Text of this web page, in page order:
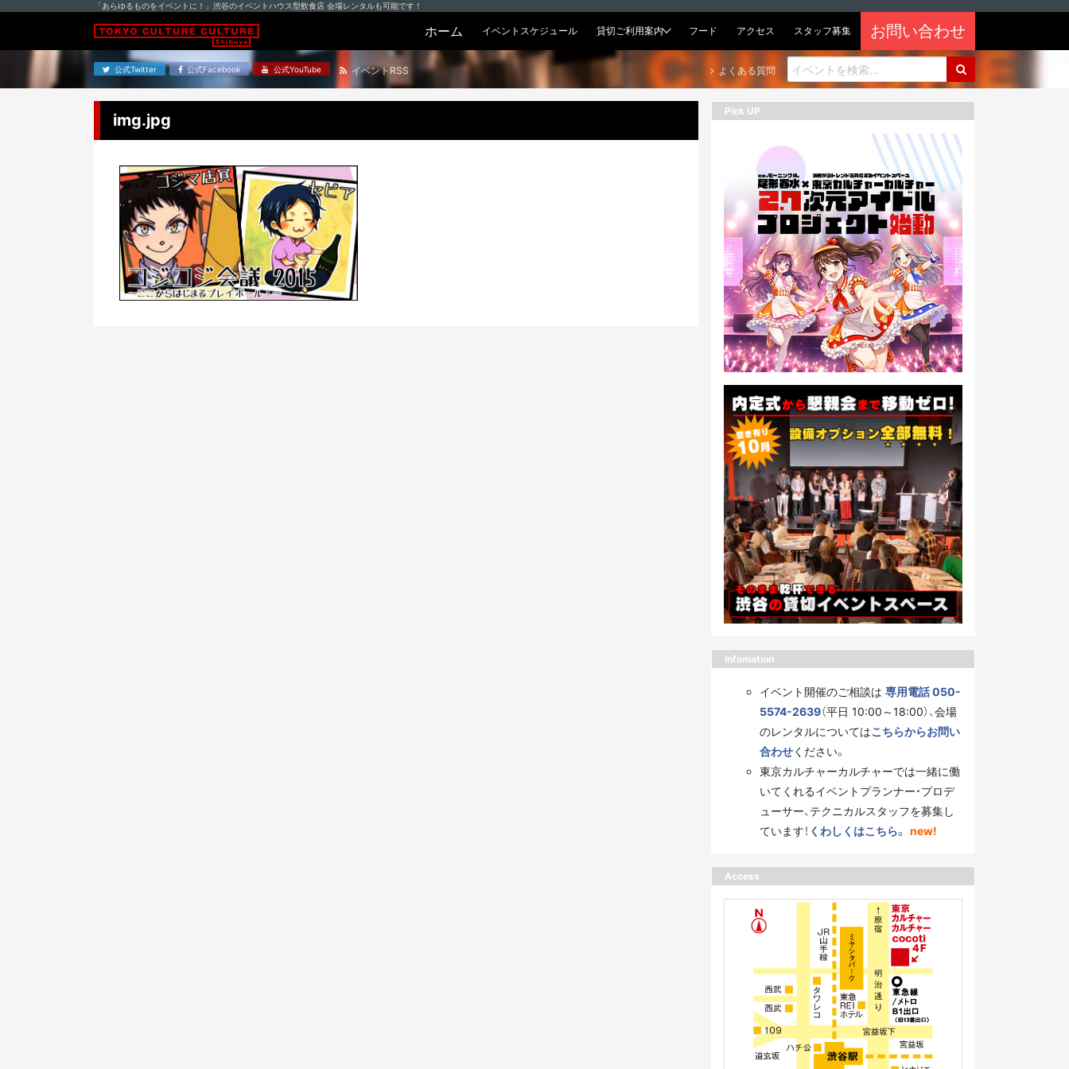
「あらゆるものをイベントに！」渋谷のイベントハウス型飲食店 会場レンタルも可能です！
ホーム イベントスケジュール 貸切ご利用案内 フード アクセス スタッフ募集 お問い合わせ
公式Twitter 公式Facebook 公式YouTube イベントRSS よくある質問
img.jpg Pick UP
Infomation
イベント開催のご相談は 専用電話 050-
5574-2639（平日 10:00～18:00）、会場
のレンタルについてはこちらからお問い
合わせください。
東京カルチャーカルチャーでは一緒に働
いてくれるイベントプランナー・プロデ
ューサー、テクニカルスタッフを募集し
ています！ くわしくはこちら。 new!
Access